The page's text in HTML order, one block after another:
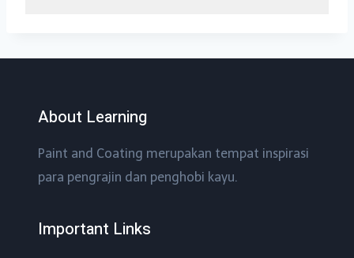
About Learning
Paint and Coating merupakan tempat inspirasi
para pengrajin dan penghobi kayu.
Important Links